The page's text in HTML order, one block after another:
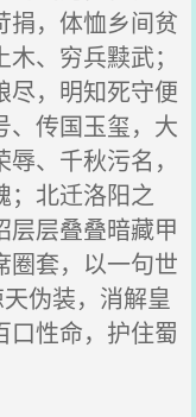
捐，体恤乡间贫
、穷兵黩武；
尽，明知死守便
、传国玉玺，大
、千秋污名，
；北迁洛阳之
层层叠叠暗藏甲
圈套，以一句世
伪装，消解皇
口性命，护住蜀